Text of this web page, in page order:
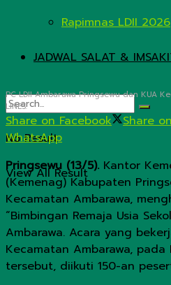
Rapimnas LDII 2026
JADWAL SALAT &
No Result
View All Result
PC LDII Ambarawa Pringsewu dan KUA
LINES.
Share on Facebook Share
WhatsApp
Pringsewu (13/5). Kantor
(Kemenag) Kabupaten
Kecamatan Ambarawa,
“Bimbingan Remaja Usia
Ambarawa. Acara yang
Kecamatan Ambarawa,
tersebut, diikuti 150-an